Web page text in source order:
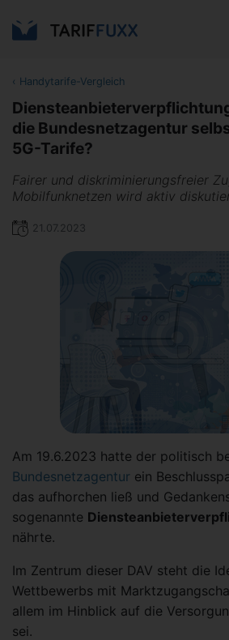
‹ Handytarife-Vergleich
die Bundesnetzagentur
5G-Tarife?
Fairer und diskriminierungsfreier
Mobilfunknetzen wird aktiv
21.07.2023
Am 19.6.2023 hatte der politisch
Bundesnetzagentur ein
das aufhorchen ließ und
sogenannte
nährte.
Im Zentrum dieser DAV steht die
Wettbewerbs mit
allem im Hinblick auf die
sei.